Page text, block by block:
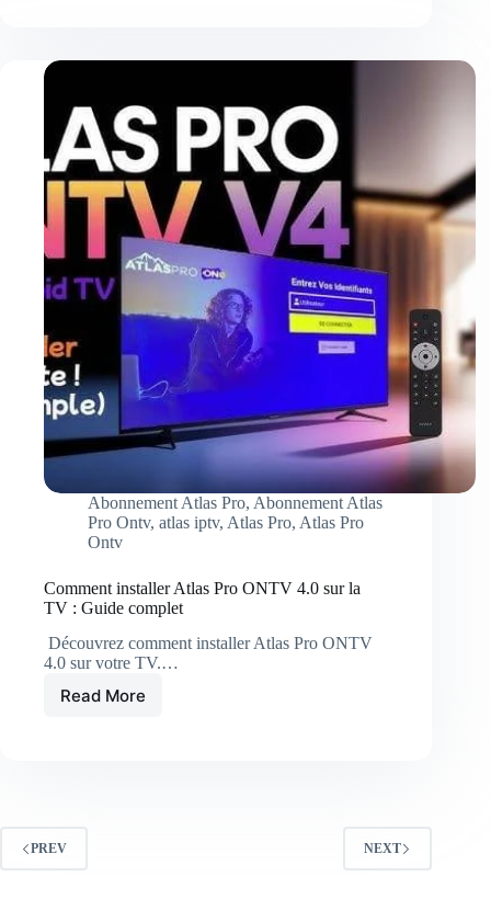
IPTV
en
France
?
Abonnement Atlas Pro, Abonnement Atlas
Pro Ontv, atlas iptv, Atlas Pro, Atlas Pro
Ontv
Comment installer Atlas Pro ONTV 4.0 sur la
TV : Guide complet
Découvrez comment installer Atlas Pro ONTV
4.0 sur votre TV.…
Read More
Comment
PREV NEXT